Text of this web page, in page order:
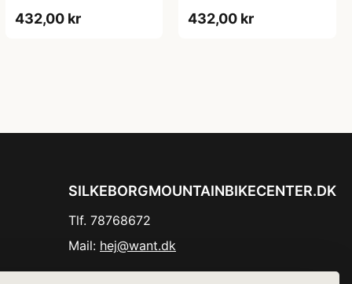
2XL
432,00 kr 432,00 kr
SILKEBORGMOUNTAINBIKECENTER.DK
Tlf. 78768672
Mail: hej@want.dk